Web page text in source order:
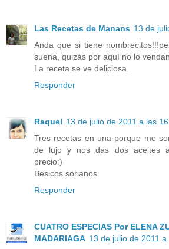
Las Recetas de Manans 13 de
Anda que si tiene
suena, quizás por aquí no lo
La receta se ve deliciosa.
Responder
Raquel 13 de julio de 2011 a las
Tres recetas en una porque me
de lujo y nos das dos aceites
precio:)
Besicos sorianos
Responder
CUATRO ESPECIAS Por ELENA
MADARIAGA 13 de julio de 2011